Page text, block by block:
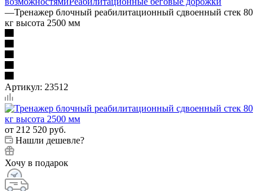
—Тренажер блочный реабилитационный сдвоенный стек 80
кг высота 2500 мм
Артикул: 23512
от 212 520 руб.
Нашли дешевле?
Хочу в подарок